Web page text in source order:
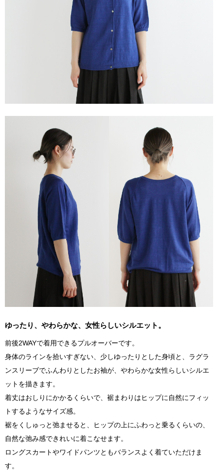
ゆったり、やわらかな、女性らしいシルエット。
前後2WAYで着用できるプルオーバーです。
身体のラインを拾いすぎない、少しゆったりとした身頃と、ラグラ
ンスリーブでふんわりとしたお袖が、やわらかな女性らしいシルエ
ットを描きます。
着丈はおしりにかかるくらいで、裾まわりはヒップに自然にフィッ
トするようなサイズ感。
裾をくしゅっと弛ませると、ヒップの上にふわっと乗るくらいの、
自然な弛み感できれいに着こなせます。
ロングスカートやワイドパンツともバランスよく着ていただけま
す。